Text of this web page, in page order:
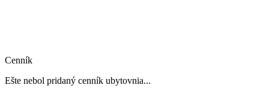
Cenník
Ešte nebol pridaný cenník ubytovnia...